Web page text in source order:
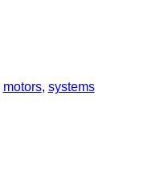
motors, systems